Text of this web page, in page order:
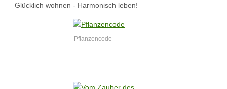
Glücklich wohnen - Harmonisch leben!
Pflanzencode